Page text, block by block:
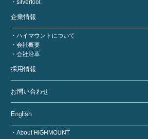
silverfoot
企業情報
ハイマウントについて
会社概要
会社沿革
採用情報
お問い合わせ
English
About HIGHMOUNT